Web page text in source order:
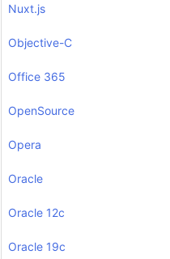
Nuxt.js
Objective-C
Office 365
OpenSource
Opera
Oracle
Oracle 12c
Oracle 19c